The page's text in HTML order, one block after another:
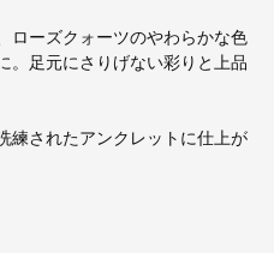
ローズクォーツのやわらかな色
。足元にさりげない彩りと上品
練されたアンクレットに仕上が